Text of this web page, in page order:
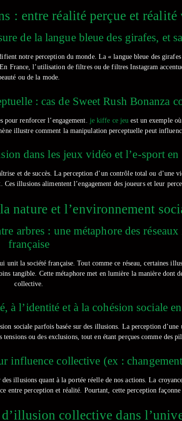
: entre réalité perçue et
de la langue bleue des girafes, et
notre perception du monde. La « langue bleue des
France, l’utilisation de filtres ou de filtres Instagram
ou de la mode.
: cas de Sweet Rush Bonanza
renforcer l’engagement. je kiffe ce jeu est un exemple
illustre comment la manipulation perceptuelle peut
dans les jeux vidéo et l’e-sport en
et de succès. La perception d’un contrôle total ou d’une
illusions alimentent l’engagement des joueurs et leur
nature et l’environnement
arbres : une métaphore des
française
la société française. Tout comme ce réseau, certaines
tangible. Cette métaphore met en lumière la manière dont
collective.
à l’identité et à la cohésion sociale
sociale parfois basée sur des illusions. La perception
ou des exclusions, tout en étant perçues comme des
influence collective (ex :
illusions quant à la portée réelle de nos actions. La
entre perception et réalité. Pourtant, cette perception
collective dans